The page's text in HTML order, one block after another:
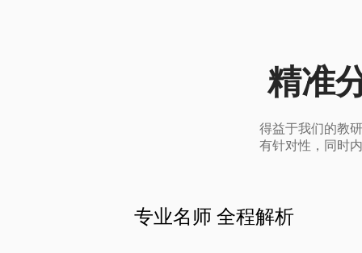
精准
得益于我们的教
有针对性，同时
专业名师 全程解析